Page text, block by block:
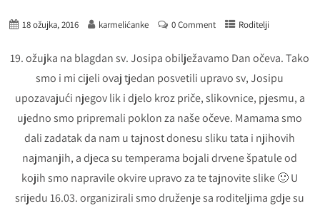
18 ožujka, 2016 karmelićanke 0 Comment Roditelji
19. ožujka na blagdan sv. Josipa obilježavamo Dan očeva. Tako
smo i mi cijeli ovaj tjedan posvetili upravo sv, Josipu
upozavajući njegov lik i djelo kroz priče, slikovnice, pjesmu, a
ujedno smo pripremali poklon za naše očeve. Mamama smo
dali zadatak da nam u tajnost donesu sliku tata i njihovih
najmanjih, a djeca su temperama bojali drvene špatule od
kojih smo napravile okvire upravo za te tajnovite slike 🙂 U
srijedu 16.03. organizirali smo druženje sa roditeljima gdje su